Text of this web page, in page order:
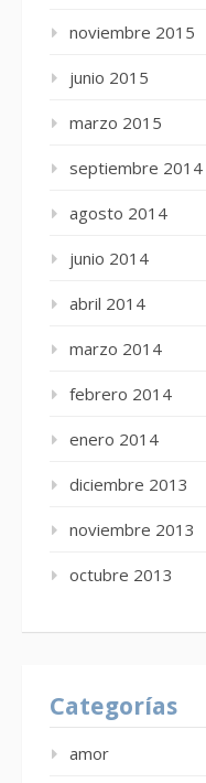
noviembre 2015
junio 2015
marzo 2015
septiembre 2014
agosto 2014
junio 2014
abril 2014
marzo 2014
febrero 2014
enero 2014
diciembre 2013
noviembre 2013
octubre 2013
Categorías
amor